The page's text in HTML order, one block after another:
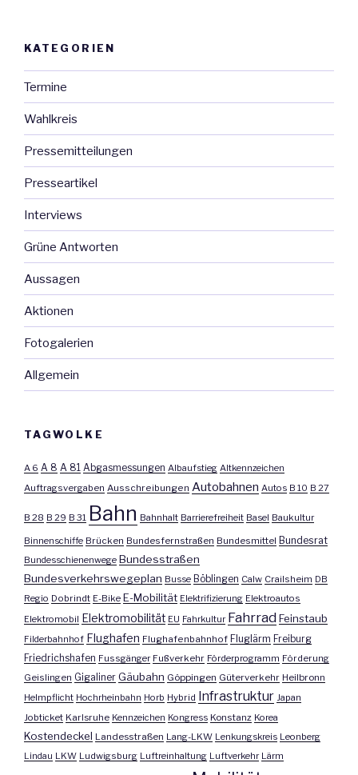
KATEGORIEN
Termine
Wahlkreis
Pressemitteilungen
Presseartikel
Interviews
Grüne Antworten
Aussagen
Aktionen
Fotogalerien
Allgemein
TAGWOLKE
A 6 A 8 A 81 Abgasmessungen Albaufstieg Altkennzeichen
Auftragsvergaben Ausschreibungen Autobahnen Autos B 10 B 27
B 28 B 29 B 31 Bahn Bahnhalt Barrierefreiheit Basel Baukultur
Binnenschiffe Brücken Bundesfernstraßen Bundesmittel Bundesrat
Bundesschienenwege Bundesstraßen
Bundesverkehrswegeplan Busse Böblingen Calw Crailsheim DB
Regio Dobrindt E-Bike E-Mobilität Elektrifizierung Elektroautos
Elektromobil Elektromobilität EU Fahrkultur FahrradFeinstaub
Filderbahnhof Flughafen Flughafenbahnhof Fluglärm Freiburg
Friedrichshafen Fussgänger Fußverkehr Förderprogramm Förderung
Geislingen Gigaliner Gäubahn Göppingen Güterverkehr Heilbronn
Helmpflicht Hochrheinbahn Horb Hybrid Infrastruktur Japan
Jobticket Karlsruhe Kennzeichen Kongress Konstanz Korea
Kostendeckel Landesstraßen Lang-LKW Lenkungskreis Leonberg
Lindau LKW Ludwigsburg Luftreinhaltung Luftverkehr Lärm